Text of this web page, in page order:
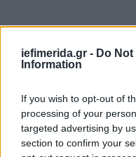
iefimerida.gr - Do
Information
If you wish to opt-out of
processing of your
targeted advertising by
section to confirm your